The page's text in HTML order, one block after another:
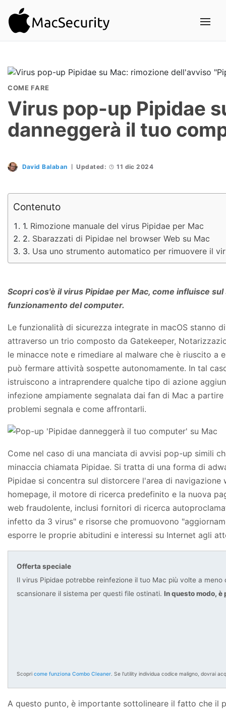
COME FARE
Virus pop-up Pipidae
danneggerà il tuo
David Balaban Updated: 11 dic 2024
Contenuto
Rimozione manuale del virus Pipidae per Mac
Sbarazzati di Pipidae nel browser Web su Mac
Usa uno strumento automatico per rimuovere il
Scopri cos'è il virus Pipidae per Mac, come influisce
funzionamento del computer.
Le funzionalità di sicurezza integrate in macOS stanno
attraverso un trio composto da Gatekeeper,
le minacce note e rimediare al malware che è riuscito
può fermare attività sospette autonomamente. In tal
istruiscono a intraprendere qualche tipo di azione
infezione ampiamente segnalata dai fan di Mac a
problemi segnala e come affrontarli.
Come nel caso di una manciata di avvisi pop-up simili
minaccia chiamata Pipidae. Si tratta di una forma di
Pipidae si concentra sul distorcere l'area di
homepage, il motore di ricerca predefinito e la nuova
web fraudolente, inclusi fornitori di ricerca
infetto da 3 virus" e risorse che promuovono
esporre le proprie abitudini e interessi su Internet agli
Offerta speciale
Il virus Pipidae potrebbe reinfezione il tuo Mac più volte a
scansionare il sistema per questi file ostinati. In questo modo,
Scopri come funziona Combo Cleaner . Se l'utility individua codice maligno, dovrai
A questo punto, è importante sottolineare il fatto che il